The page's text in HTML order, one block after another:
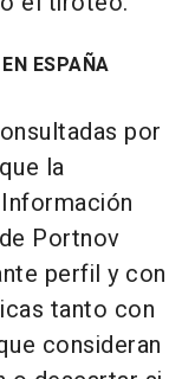
ESPAÑA
por
la
Portnov
perfil y con
tanto con
consideran